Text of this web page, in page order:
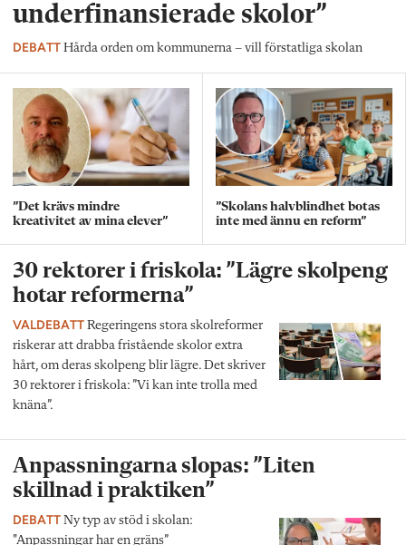
underfinansierade skolor”
DEBATT Hårda orden om kommunerna – vill förstatliga skolan
”Det krävs mindre
kreativitet av mina elever”
”Skolans halvblindhet botas
inte med ännu en reform”
30 rektorer i friskola: ”Lägre skolpeng
hotar reformerna”
VALDEBATT Regeringens stora skolreformer
riskerar att drabba fristående skolor extra
hårt, om deras skolpeng blir lägre. Det skriver
30 rektorer i friskola: ”Vi kan inte trolla med
knäna”.
Anpassningarna slopas: ”Liten
skillnad i praktiken”
DEBATT Ny typ av stöd i skolan:
"Anpassningar har en gräns”